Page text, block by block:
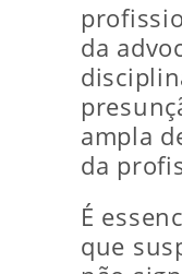
da
ampla
da
É
que